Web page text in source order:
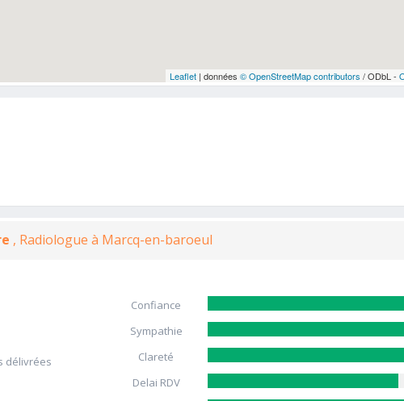
Leaflet| données © OpenStreetMap contributors / ODbL -
, Radiologue à Marcq-en-baroeul
délivrées
Confiance
Sympathie
Clareté
Delai RDV